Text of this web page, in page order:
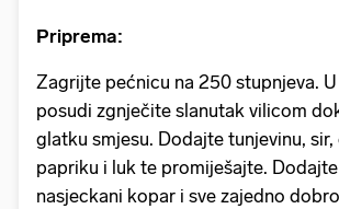
Priprema:
Zagrijte pećnicu na 250 stupnjeva.
posudi zgnječite slanutak vilicom
glatku smjesu. Dodajte tunjevinu, sir,
papriku i luk te promiješajte.
nasjeckani kopar i sve zajedno